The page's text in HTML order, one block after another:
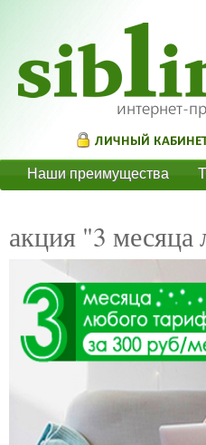
Наши преимущества
акция "3 месяца